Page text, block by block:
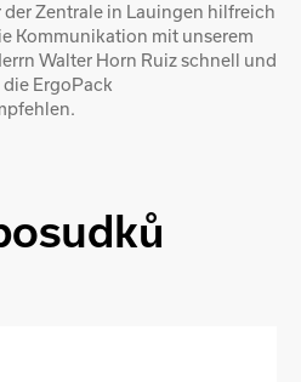
Zentrale in Lauingen hilfreich
Kommunikation mit unserem
Walter Horn Ruiz schnell und
ErgoPack